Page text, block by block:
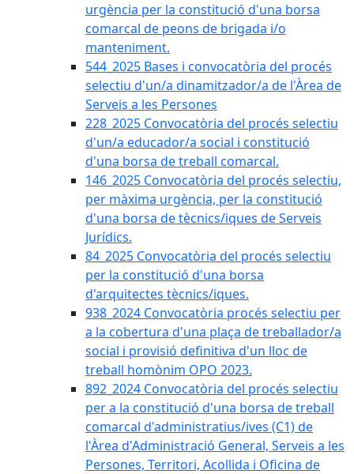
urgència per la constitució d'una borsa
comarcal de peons de brigada i/o
manteniment.
544_2025 Bases i convocatòria del procés
selectiu d'un/a dinamitzador/a de l'Àrea de
Serveis a les Persones
228_2025 Convocatòria del procés selectiu
d'un/a educador/a social i constitució
d'una borsa de treball comarcal.
146_2025 Convocatòria del procés selectiu,
per màxima urgència, per la constitució
d'una borsa de tècnics/iques de Serveis
Jurídics.
84_2025 Convocatòria del procés selectiu
per la constitució d'una borsa
d'arquitectes tècnics/iques.
938_2024 Convocatòria procés selectiu per
a la cobertura d'una plaça de treballador/a
social i provisió definitiva d'un lloc de
treball homònim OPO 2023.
892_2024 Convocatòria del procés selectiu
per a la constitució d'una borsa de treball
comarcal d'administratius/ives (C1) de
l'Àrea d'Administració General, Serveis a les
Persones, Territori, Acollida i Oficina de